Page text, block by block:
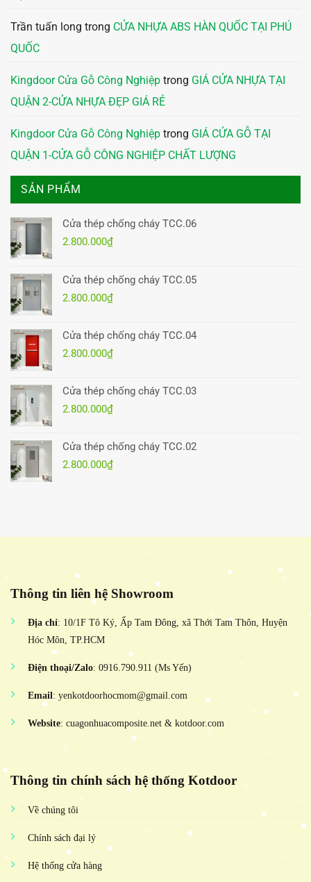
Trần tuấn long trong CỬA NHỰA ABS HÀN QUỐC TẠI PHÚ
QUỐC
Kingdoor Cửa Gỗ Công Nghiệp trong GIÁ CỬA NHỰA TẠI
QUẬN 2-CỬA NHỰA ĐẸP GIÁ RẺ
Kingdoor Cửa Gỗ Công Nghiệp trong GIÁ CỬA GỖ TẠI
QUẬN 1-CỬA GỖ CÔNG NGHIỆP CHẤT LƯỢNG
SẢN PHẨM
Cửa thép chống cháy TCC.06
2.800.000₫
Cửa thép chống cháy TCC.05
2.800.000₫
Cửa thép chống cháy TCC.04
2.800.000₫
Cửa thép chống cháy TCC.03
2.800.000₫
Cửa thép chống cháy TCC.02
2.800.000₫
Thông tin liên hệ Showroom
Địa chỉ: 10/1F Tô Ký, Ấp Tam Đông, xã Thới Tam Thôn, Huyện
Hóc Môn, TP.HCM
Điện thoại/Zalo: 0916.790.911 (Ms Yến)
Email: yenkotdoorhocmom@gmail.com
Website: cuagonhuacomposite.net & kotdoor.com
Thông tin chính sách hệ thống Kotdoor
Về chúng tôi
Chính sách đại lý
Hệ thống cửa hàng